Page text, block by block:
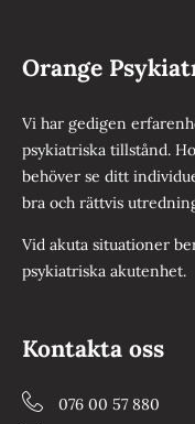
Orange
Vi har gedigen
psykiatriska tillstånd.
behöver se ditt
bra och rättvis
Vid akuta situationer
psykiatriska akutenhet.
Kontakta oss
076 00 57 880